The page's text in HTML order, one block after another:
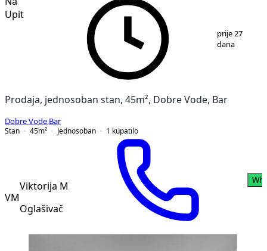
Upit
prije 27
dana
Prodaja, jednosoban stan, 45m², Dobre Vode, Bar
Dobre Vode Bar
Stan
45m² Jednosoban 1 kupatilo
VM
Viktorija M
Oglašivač